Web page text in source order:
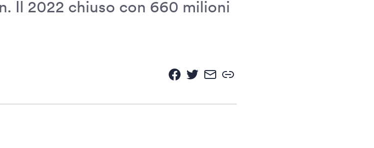
Il 2022 chiuso con 660 milioni